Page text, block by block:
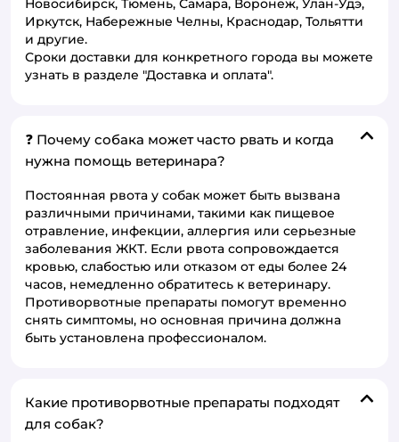
Новосибирск, Тюмень, Самара, Воронеж, Улан-Удэ,
Иркутск, Набережные Челны, Краснодар, Тольятти
и другие.
Сроки доставки для конкретного города вы можете
узнать в разделе "Доставка и оплата".
❓ Почему собака может часто рвать и когда
нужна помощь ветеринара?
Постоянная рвота у собак может быть вызвана
различными причинами, такими как пищевое
отравление, инфекции, аллергия или серьезные
заболевания ЖКТ. Если рвота сопровождается
кровью, слабостью или отказом от еды более 24
часов, немедленно обратитесь к ветеринару.
Противорвотные препараты помогут временно
снять симптомы, но основная причина должна
быть установлена профессионалом.
Какие противорвотные препараты подходят
для собак?